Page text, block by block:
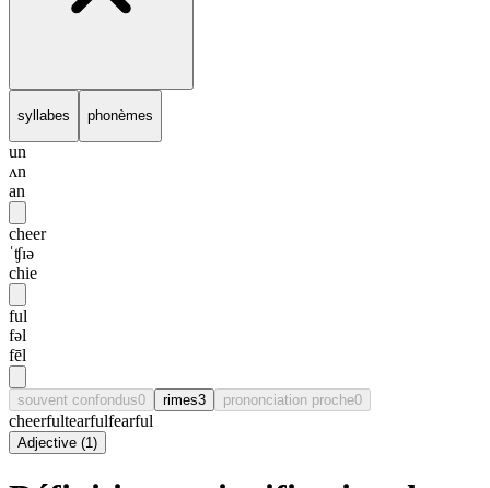
syllabes phonèmes
un
ʌn
an
cheer
ˈʧɪə
chie
ful
fəl
fēl
souvent confondus0 rimes3 prononciation proche0
cheerfultearfulfearful
Adjective (1)